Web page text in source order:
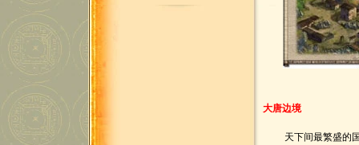
大唐边境
天下间最繁盛的国